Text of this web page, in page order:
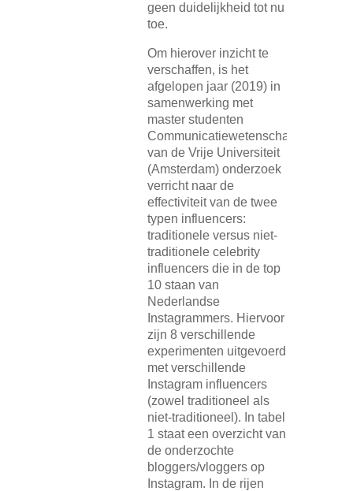
geen duidelijkheid tot nu
toe.
Om hierover inzicht te
verschaffen, is het
afgelopen jaar (2019) in
samenwerking met
master studenten
Communicatiewetenschap
van de Vrije Universiteit
(Amsterdam) onderzoek
verricht naar de
effectiviteit van de twee
typen influencers:
traditionele versus niet-
traditionele celebrity
influencers die in de top
10 staan van
Nederlandse
Instagrammers. Hiervoor
zijn 8 verschillende
experimenten uitgevoerd
met verschillende
Instagram influencers
(zowel traditioneel als
niet-traditioneel). In tabel
1 staat een overzicht van
de onderzochte
bloggers/vloggers op
Instagram. In de rijen